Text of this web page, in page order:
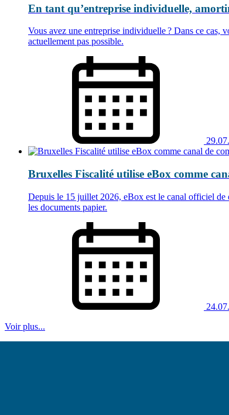
En tant qu’entreprise individuelle,
Vous avez une entreprise individuelle ? Dans ce cas,
actuellement pas possible.
Bruxelles Fiscalité utilise eBox comme
Depuis le 15 juillet 2026, eBox est le canal officiel de
les documents papier.
Voir plus...